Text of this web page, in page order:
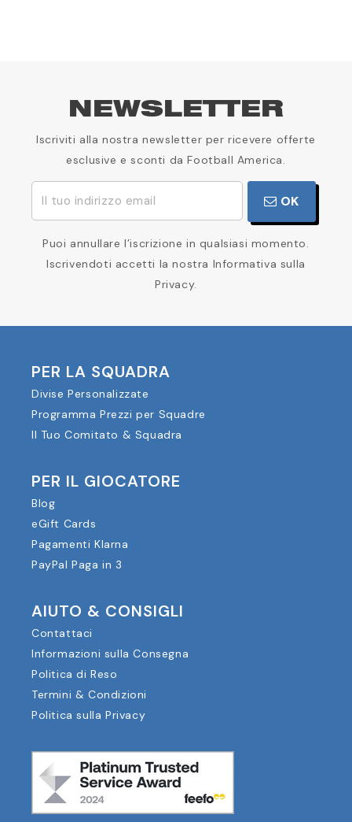
NEWSLETTER
Iscriviti alla nostra newsletter per ricevere offerte
esclusive e sconti da Football America.
OK
Puoi annullare l’iscrizione in qualsiasi momento.
Iscrivendoti accetti la nostra Informativa sulla
Privacy.
PER LA SQUADRA
Divise Personalizzate
Programma Prezzi per Squadre
Il Tuo Comitato & Squadra
PER IL GIOCATORE
Blog
eGift Cards
Pagamenti Klarna
PayPal Paga in 3
AIUTO & CONSIGLI
Contattaci
Informazioni sulla Consegna
Politica di Reso
Termini & Condizioni
Politica sulla Privacy